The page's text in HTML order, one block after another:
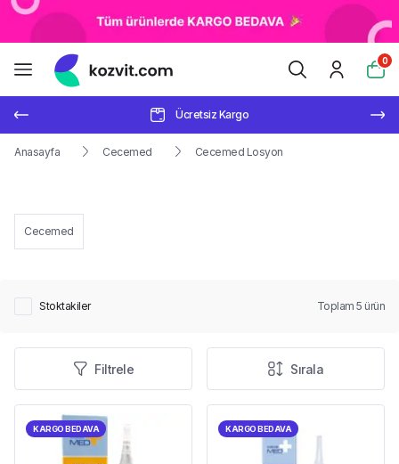
0
Ücretsiz Kargo
Anasayfa Cecemed Cecemed Losyon
Cecemed
Stoktakiler Toplam 5 ürün
Filtrele Sırala
KARGO BEDAVA KARGO BEDAVA